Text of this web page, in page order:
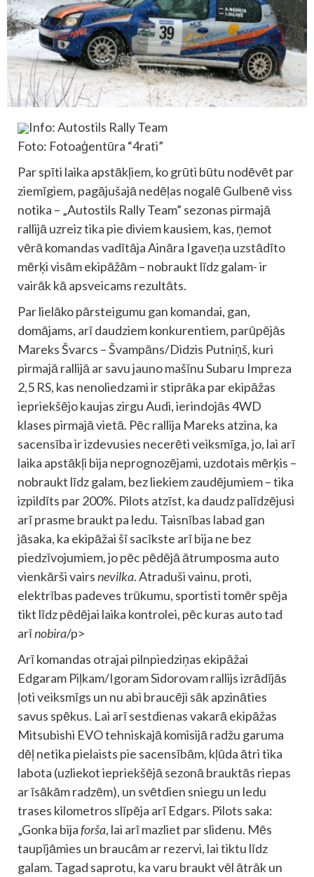
Info: Autostils Rally Team
Foto: Fotoaģentūra “4rati”
Par spīti laika apstākļiem, ko grūti būtu nodēvēt par
ziemīgiem, pagājušajā nedēļas nogalē Gulbenē viss
notika – „Autostils Rally Team” sezonas pirmajā
rallijā uzreiz tika pie diviem kausiem, kas, ņemot
vērā komandas vadītāja Aināra Igaveņa uzstādīto
mērķi visām ekipāžām – nobraukt līdz galam- ir
vairāk kā apsveicams rezultāts.
Par lielāko pārsteigumu gan komandai, gan,
domājams, arī daudziem konkurentiem, parūpējās
Mareks Švarcs – Švampāns/Didzis Putniņš, kuri
pirmajā rallijā ar savu jauno mašīnu Subaru Impreza
2,5 RS, kas nenoliedzami ir stiprāka par ekipāžas
iepriekšējo kaujas zirgu Audi, ierindojās 4WD
klases pirmajā vietā. Pēc rallija Mareks atzina, ka
sacensība ir izdevusies necerēti veiksmīga, jo, lai arī
laika apstākļi bija neprognozējami, uzdotais mērķis –
nobraukt līdz galam, bez liekiem zaudējumiem – tika
izpildīts par 200%. Pilots atzīst, ka daudz palīdzējusi
arī prasme braukt pa ledu. Taisnības labad gan
jāsaka, ka ekipāžai šī sacīkste arī bija ne bez
piedzīvojumiem, jo pēc pēdējā ātrumposma auto
vienkārši vairsnevilka. Atraduši vainu, proti,
elektrības padeves trūkumu, sportisti tomēr spēja
tikt līdz pēdējai laika kontrolei, pēc kuras auto tad
arīnobira/p>
Arī komandas otrajai pilnpiedziņas ekipāžai
Edgaram Piļkam/Igoram Sidorovam rallijs izrādījās
ļoti veiksmīgs un nu abi braucēji sāk apzināties
savus spēkus. Lai arī sestdienas vakarā ekipāžas
Mitsubishi EVO tehniskajā komisijā radžu garuma
dēļ netika pielaists pie sacensībām, kļūda ātri tika
labota (uzliekot iepriekšējā sezonā brauktās riepas
ar īsākām radzēm), un svētdien sniegu un ledu
trases kilometros slīpēja arī Edgars. Pilots saka:
„Gonka bijaforša, lai arī mazliet par slidenu. Mēs
taupījāmies un braucām ar rezervi, lai tiktu līdz
galam. Tagad saprotu, ka varu braukt vēl ātrāk un